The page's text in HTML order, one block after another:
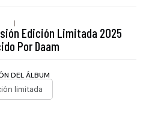
|
Edición Limitada 2025
Por Daam
DEL ÁLBUM
limitada